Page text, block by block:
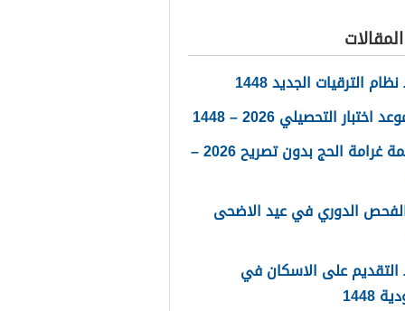
الترقيات الجديد 1448
التحصيلي 2026 – 1448
كم قيمة غرامة الحج بدون تصريح 2026 –
الدوري في عيد الاضحى
على الاسكان في
1448